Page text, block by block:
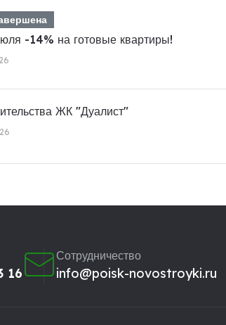
-14% на готовые квартиры!
ЖК "Дуалист"
16
Сотрудничество
info@poisk-novostroyki.ru